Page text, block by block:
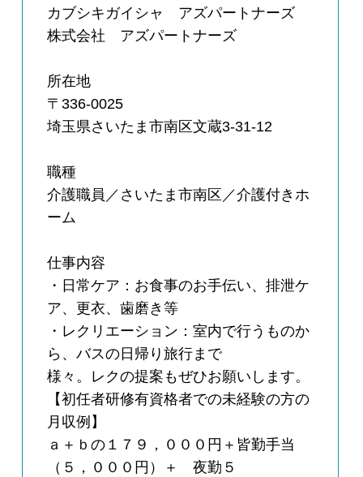
カブシキガイシャ アズパートナーズ
株式会社 アズパートナーズ
所在地
〒336-0025
埼玉県さいたま市南区文蔵3-31-12
職種
介護職員／さいたま市南区／介護付きホ
ーム
仕事内容
・日常ケア：お食事のお手伝い、排泄ケ
ア、更衣、歯磨き等
・レクリエーション：室内で行うものか
ら、バスの日帰り旅行まで
様々。レクの提案もぜひお願いします。
【初任者研修有資格者での未経験の方の
月収例】
ａ＋ｂの１７９，０００円＋皆勤手当
（５，０００円）＋ 夜勤５